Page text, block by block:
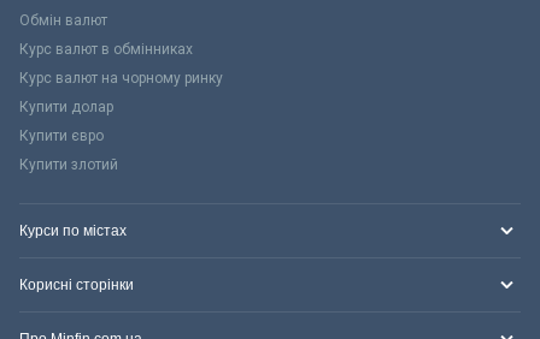
Обмін валют
Курс валют в обмінниках
Курс валют на чорному ринку
Купити долар
Купити євро
Купити злотий
Курси по містах
Корисні сторінки